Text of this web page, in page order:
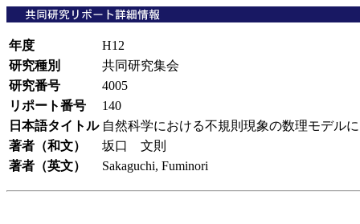
年度
H12
研究種別
共同研究集会
研究番号
4005
リポート番号
140
日本語タイトル 自然科学における不規則現象の数理モデル
著者（和文）
坂口 文則
著者（英文）
Sakaguchi, Fuminori